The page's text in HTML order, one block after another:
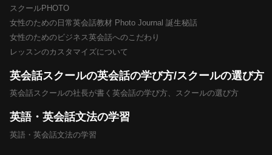
スクールPHOTO
女性のための日常英会話教材 Photo Journal 誕生秘話
女性のためのビジネス英会話へのこだわり
レッスンのカスタマイズについて
英会話スクールの英会話の学び方/スクールの選び方
英会話スクールの社長が書く英会話の学び方、スクールの選び方
英語・英会話文法の学習
英語・英会話文法の学習